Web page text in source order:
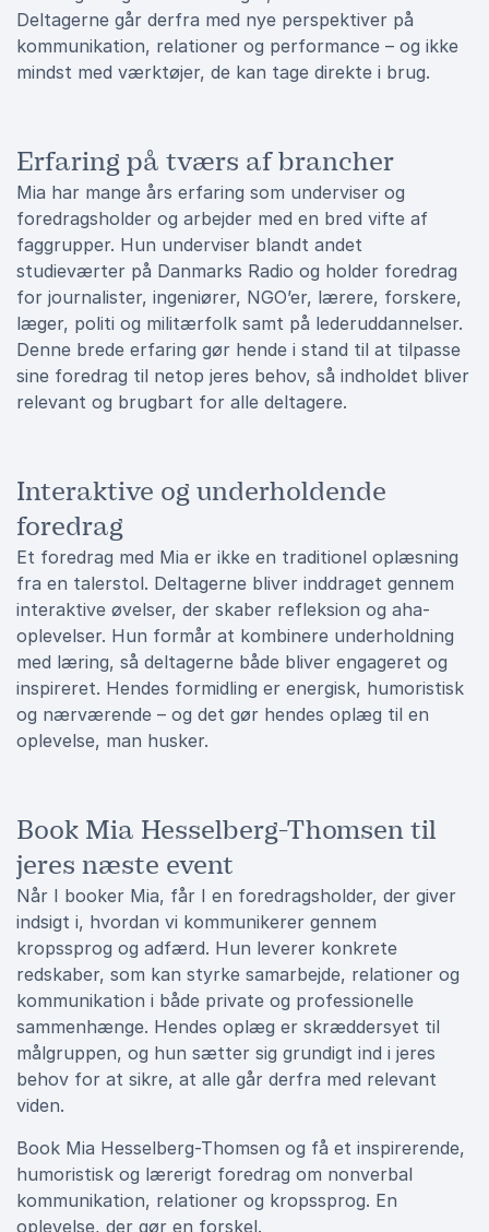
Deltagerne går derfra med nye perspektiver på
kommunikation, relationer og performance – og ikke
mindst med værktøjer, de kan tage direkte i brug.
Erfaring på tværs af brancher
Mia har mange års erfaring som underviser og
foredragsholder og arbejder med en bred vifte af
faggrupper. Hun underviser blandt andet
studieværter på Danmarks Radio og holder foredrag
for journalister, ingeniører, NGO’er, lærere, forskere,
læger, politi og militærfolk samt på lederuddannelser.
Denne brede erfaring gør hende i stand til at tilpasse
sine foredrag til netop jeres behov, så indholdet bliver
relevant og brugbart for alle deltagere.
Interaktive og underholdende
foredrag
Et foredrag med Mia er ikke en traditionel oplæsning
fra en talerstol. Deltagerne bliver inddraget gennem
interaktive øvelser, der skaber refleksion og aha-
oplevelser. Hun formår at kombinere underholdning
med læring, så deltagerne både bliver engageret og
inspireret. Hendes formidling er energisk, humoristisk
og nærværende – og det gør hendes oplæg til en
oplevelse, man husker.
Book Mia Hesselberg-Thomsen til
jeres næste event
Når I booker Mia, får I en foredragsholder, der giver
indsigt i, hvordan vi kommunikerer gennem
kropssprog og adfærd. Hun leverer konkrete
redskaber, som kan styrke samarbejde, relationer og
kommunikation i både private og professionelle
sammenhænge. Hendes oplæg er skræddersyet til
målgruppen, og hun sætter sig grundigt ind i jeres
behov for at sikre, at alle går derfra med relevant
viden.
Book Mia Hesselberg-Thomsen og få et inspirerende,
humoristisk og lærerigt foredrag om nonverbal
kommunikation, relationer og kropssprog. En
oplevelse, der gør en forskel.